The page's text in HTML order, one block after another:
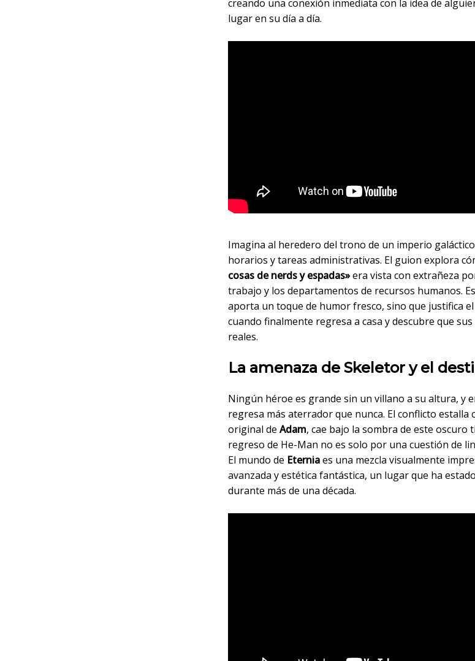
creando una conexión inmediata con la idea de
lugar en su día a día.
Imagina al heredero del trono de un imperio
horarios y tareas administrativas. El guion explora
cosas de nerds y espadas»era vista con extrañeza
trabajo y los departamentos de recursos humanos.
aporta un toque de humor fresco, sino que justifica
cuando finalmente regresa a casa y descubre que
reales.
La amenaza de Skeletor y el
Ningún héroe es grande sin un villano a su altura, y
regresa más aterrador que nunca. El conflicto estalla
original de Adam, cae bajo la sombra de este oscuro
regreso de He-Man no es solo por una cuestión de
El mundo de Eterniaes una mezcla visualmente
avanzada y estética fantástica, un lugar que ha
durante más de una década.